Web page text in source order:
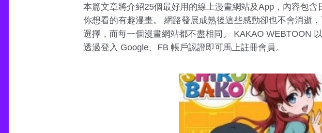
本篇文章將介紹25個最好用的線上漫畫網站及App，內容包
你想看的有趣漫畫。 網路發展成熟後這些感動卻也不會消逝
選擇，而每一個漫畫網站都不盡相同。 KAKAO WEBTOON
透過登入 Google、FB 帳戶認證即可馬上註冊會員。